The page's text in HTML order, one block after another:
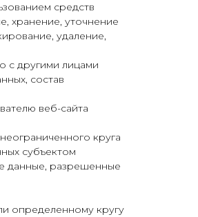
средств
хранение, уточнение
удаление,
с другими лицами
состав
веб-сайта
круга
субъектом
данные, разрешенные
определенному кругу